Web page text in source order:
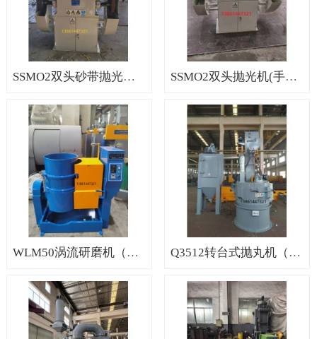
SSMO2双头砂带抛光机（砂带抛光机，砂带磨床，无锡砂带机） SSMO2双头抛光机(手动抛光机，抛光机打磨机，抛光机厂家)
WLM50涡流研磨机（涡流光饰机，高速涡流机，无锡涡流机） Q3512转台式抛丸机（无锡转台式抛丸机，南京转台式抛丸机，抛丸机厂家）